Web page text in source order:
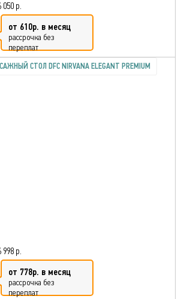
050 р.
от 610р. в месяц
рассрочка без
переплат
СТОЛ DFC NIRVANA ELEGANT РREMIUM
998 р.
от 778р. в месяц
рассрочка без
переплат